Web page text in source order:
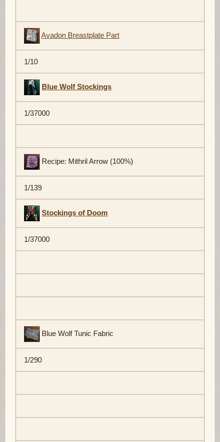
Avadon Breastplate Part
1/10
Blue Wolf Stockings
1/37000
Recipe: Mithril Arrow (100%)
1/139
Stockings of Doom
1/37000
Blue Wolf Tunic Fabric
1/290